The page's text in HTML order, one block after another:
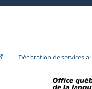
dans une nouvelle fenêtre.)
hyperlien externe s'ouvrira
Déclaration de services